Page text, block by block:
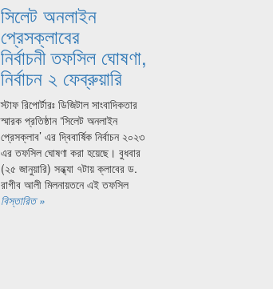
সিলেট অনলাইন
প্রেসক্লাবের
নির্বাচনী তফসিল ঘোষণা,
নির্বাচন ২ ফেব্রুয়ারি
স্টাফ রিপোর্টারঃ ডিজিটাল সাংবাদিকতার
স্মারক প্রতিষ্ঠান ‘সিলেট অনলাইন
প্রেসক্লাব’ এর দ্বিবার্ষিক নির্বাচন ২০২৩
এর তফসিল ঘোষণা করা হয়েছে। বুধবার
(২৫ জানুয়ারি) সন্ধ্যা ৭টায় ক্লাবের ড.
রাগীব আলী মিলনায়তনে এই তফসিল
বিস্তারিত »